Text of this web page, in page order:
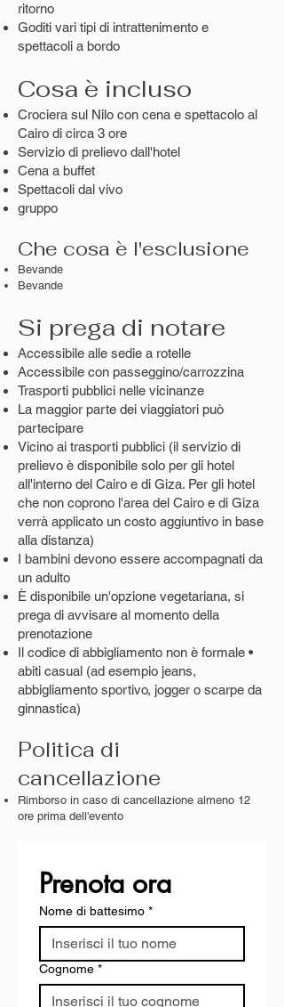
ritorno
Goditi vari tipi di intrattenimento e
spettacoli a bordo
Cosa è incluso
Crociera sul Nilo con cena e spettacolo al
Cairo di circa 3 ore
Servizio di prelievo dall'hotel
Cena a buffet
Spettacoli dal vivo
gruppo
Che cosa è l'esclusione
Bevande
Bevande
Si prega di notare
Accessibile alle sedie a rotelle
Accessibile con passeggino/carrozzina
Trasporti pubblici nelle vicinanze
La maggior parte dei viaggiatori può
partecipare
Vicino ai trasporti pubblici (il servizio di
prelievo è disponibile solo per gli hotel
all'interno del Cairo e di Giza. Per gli hotel
che non coprono l'area del Cairo e di Giza
verrà applicato un costo aggiuntivo in base
alla distanza)
I bambini devono essere accompagnati da
un adulto
È disponibile un'opzione vegetariana, si
prega di avvisare al momento della
prenotazione
Il codice di abbigliamento non è formale •
abiti casual (ad esempio jeans,
abbigliamento sportivo, jogger o scarpe da
ginnastica)
Politica di
cancellazione
Rimborso in caso di cancellazione almeno 12
ore prima dell'evento
Prenota ora
Nome di battesimo *
Cognome *